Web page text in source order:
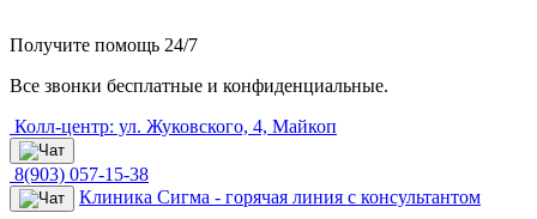
Получите помощь 24/7
Все звонки бесплатные и конфиденциальные.
Колл-центр: ул. Жуковского, 4, Майкоп
8(903) 057-15-38
Клиника Сигма - горячая линия с консультантом